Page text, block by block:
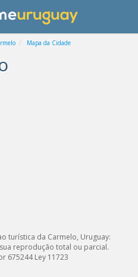
Mapa da Cidade
turística da Carmelo, Uruguay:
reprodução total ou parcial.
675244 Ley 11723